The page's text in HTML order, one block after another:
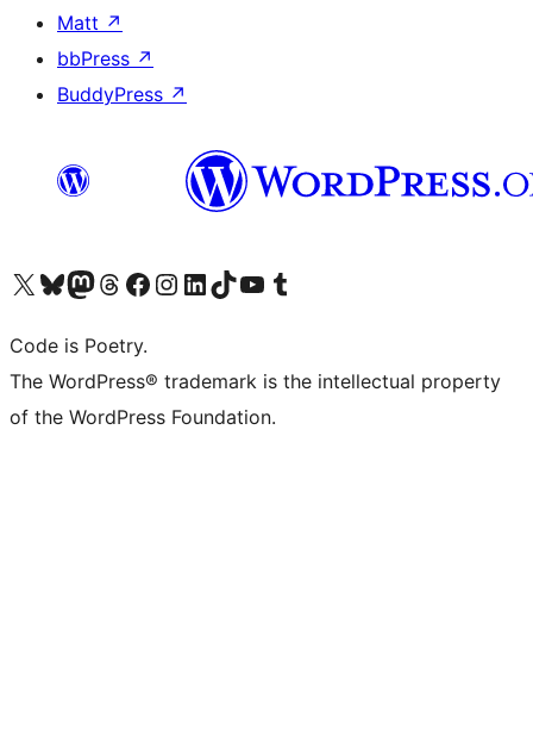
Matt ↗
bbPress ↗
BuddyPress ↗
Visita il nostro account X (ex Twitter)
Visita il nostro account Bluesky
Visita il nostro account Mastodon
Visita il nostro account Threads
Visita la nostra pagina Facebook
Visita il nostro account Instagram
Visita il nostro account LinkedIn
Visita il nostro account TikTok
Visita il nostro canale YouTube
Visita il nostro account Tumblr
Code is Poetry.
The WordPress® trademark is the intellectual property
of the WordPress Foundation.